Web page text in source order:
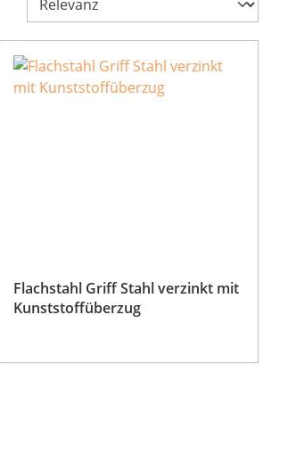
Flachstahl Griff Stahl verzinkt mit
Kunststoffüberzug